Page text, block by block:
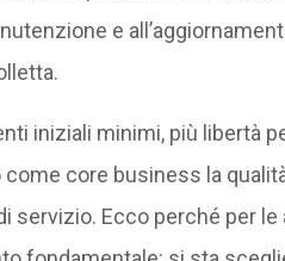
e
iniziali minimi, più libertà
core business la
servizio. Ecco perché per